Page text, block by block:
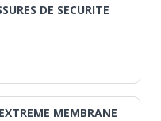
DE SECURITE
MEMBRANE